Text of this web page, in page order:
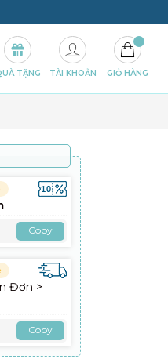
TẶNG TÀI KHOẢN GIỎ HÀNG
Copy
Đơn >
Copy